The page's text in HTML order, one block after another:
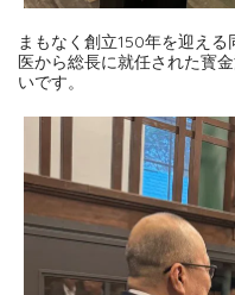
まもなく創立150年を迎え
医から総長に就任された寳
いです。